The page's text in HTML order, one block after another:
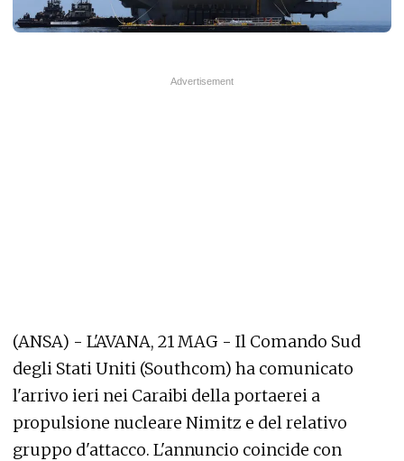
(ANSA) - L'AVANA, 21 MAG - Il Comando Sud
degli Stati Uniti (Southcom) ha comunicato
l'arrivo ieri nei Caraibi della portaerei a
propulsione nucleare Nimitz e del relativo
gruppo d'attacco. L'annuncio coincide con